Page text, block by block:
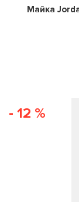
Майка
- 12 %